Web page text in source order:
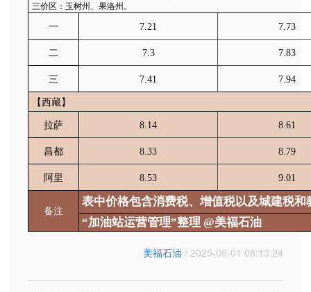
三价区：玉树州、果洛州。
一 7.21 7.73
二 7.3 7.83
三 7.41 7.94
【西藏】
拉萨 8.14 8.61
昌都 8.33 8.79
阿里 8.53 9.01
备注
表中价格包含消费税、增值税以及城建税和
“加油站运营管理”整理 @美福石油
美福石油 / 2025-08-01 08:13:24